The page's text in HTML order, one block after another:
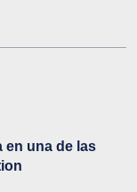
en una de las